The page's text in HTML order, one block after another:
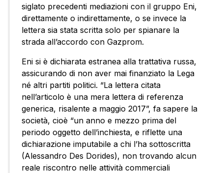
siglato precedenti mediazioni con il gruppo Eni,
direttamente o indirettamente, o se invece la
lettera sia stata scritta solo per spianare la
strada all’accordo con Gazprom.
Eni si è dichiarata estranea alla trattativa russa,
assicurando di non aver mai finanziato la Lega
né altri partiti politici. “La lettera citata
nell’articolo è una mera lettera di referenza
generica, risalente a maggio 2017”, fa sapere la
società, cioè “un anno e mezzo prima del
periodo oggetto dell’inchiesta, e riflette una
dichiarazione imputabile a chi l’ha sottoscritta
(Alessandro Des Dorides), non trovando alcun
reale riscontro nelle attività commerciali